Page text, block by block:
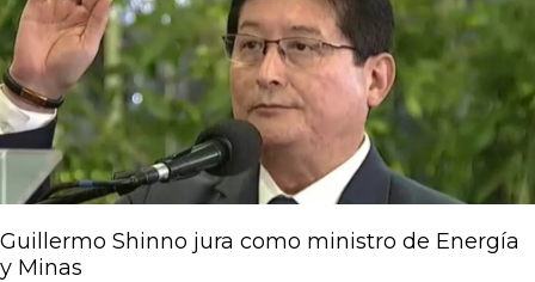
Guillermo Shinno jura como ministro de Energía
y Minas